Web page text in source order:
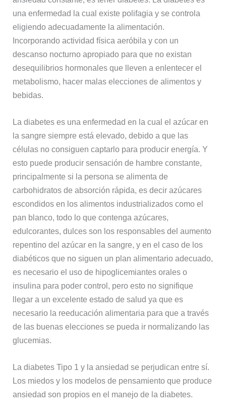
una enfermedad la cual existe polifagia y se controla
eligiendo adecuadamente la alimentación.
Incorporando actividad física aeróbila y con un
descanso nocturno apropiado para que no existan
desequilibrios hormonales que lleven a enlentecer el
metabolismo, hacer malas elecciones de alimentos y
bebidas.
La diabetes es una enfermedad en la cual el azúcar en
la sangre siempre está elevado, debido a que las
células no consiguen captarlo para producir energía. Y
esto puede producir sensación de hambre constante,
principalmente si la persona se alimenta de
carbohidratos de absorción rápida, es decir azúcares
escondidos en los alimentos industrializados como el
pan blanco, todo lo que contenga azúcares,
edulcorantes, dulces son los responsables del aumento
repentino del azúcar en la sangre, y en el caso de los
diabéticos que no siguen un plan alimentario adecuado,
es necesario el uso de hipoglicemiantes orales o
insulina para poder control, pero esto no signifique
llegar a un excelente estado de salud ya que es
necesario la reeducación alimentaria para que a través
de las buenas elecciones se pueda ir normalizando las
glucemias.
La diabetes Tipo 1 y la ansiedad se perjudican entre sí.
Los miedos y los modelos de pensamiento que produce
ansiedad son propios en el manejo de la diabetes.